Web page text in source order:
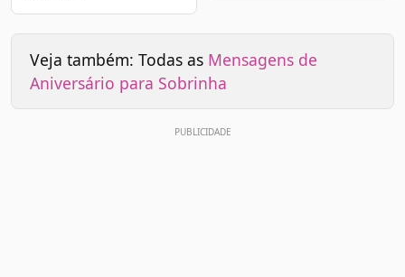
Veja também: Todas as Mensagens de
Aniversário para Sobrinha